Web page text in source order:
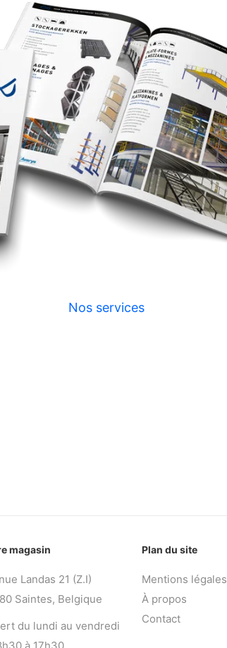
Nos services
magasin
Landas 21 (Z.I)
Saintes, Belgique
du lundi au vendredi
Plan du site
Mentions légales
À propos
Contact